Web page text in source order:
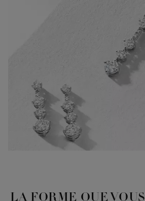
LA FORME QUE VOUS